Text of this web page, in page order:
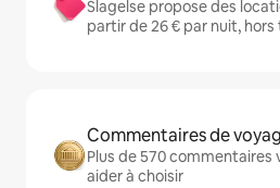
Slagelse propose des
partir de 26 € par nuit,
Commentaires de
Plus de 570 commentaires
aider à choisir